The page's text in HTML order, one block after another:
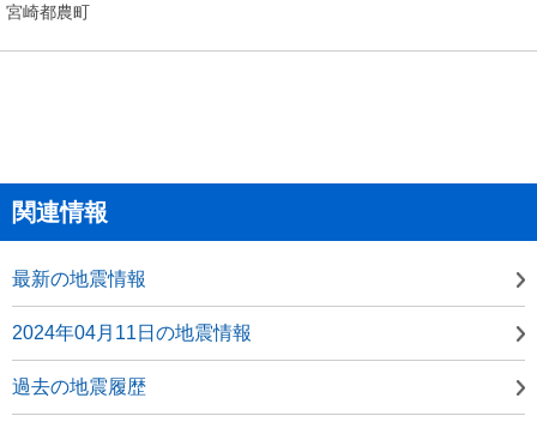
宮崎都農町
関連情報
最新の地震情報
2024年04月11日の地震情報
過去の地震履歴